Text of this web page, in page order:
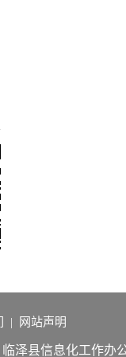
| 网站声明
临泽县信息化工作办